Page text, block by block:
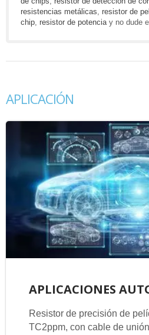
resistencias metálicas, resistor de
chip, resistor de potenciay no dude
APLICACIÓN
APLICACIONES
Resistor de precisión de
TC2ppm, con cable de